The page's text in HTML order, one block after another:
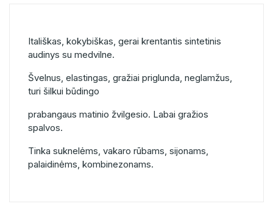
Itališkas, kokybiškas, gerai krentantis sintetinis
audinys su medvilne.
Švelnus, elastingas, gražiai priglunda, neglamžus,
turi šilkui būdingo
prabangaus matinio žvilgesio. Labai gražios
spalvos.
Tinka suknelėms, vakaro rūbams, sijonams,
palaidinėms, kombinezonams.